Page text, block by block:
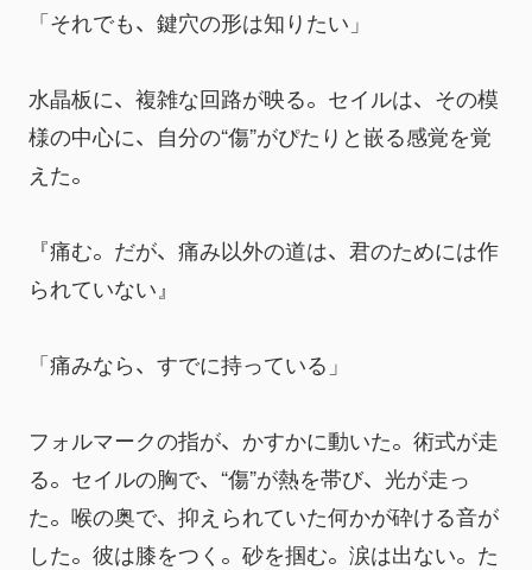
「それでも、鍵穴の形は知りたい」
水晶板に、複雑な回路が映る。セイルは、その模
様の中心に、自分の“傷”がぴたりと嵌る感覚を覚
えた。
『痛む。だが、痛み以外の道は、君のためには作
られていない』
「痛みなら、すでに持っている」
フォルマークの指が、かすかに動いた。術式が走
る。セイルの胸で、“傷”が熱を帯び、光が走っ
た。喉の奥で、抑えられていた何かが砕ける音が
した。彼は膝をつく。砂を掴む。涙は出ない。た